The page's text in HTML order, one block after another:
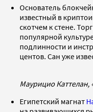
Основатель
известный в
скотчем к стене.
популярной
подлинности и
центов. Сан уже
Маурицио Каттелан,
Египетский магнат